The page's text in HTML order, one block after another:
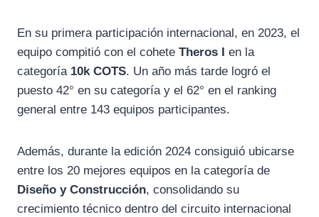
En su primera participación internacional, en 2023, el
equipo compitió con el cohete Theros I en la
categoría 10k COTS. Un año más tarde logró el
puesto 42° en su categoría y el 62° en el ranking
general entre 143 equipos participantes.
Además, durante la edición 2024 consiguió ubicarse
entre los 20 mejores equipos en la categoría de
Diseño y Construcción, consolidando su
crecimiento técnico dentro del circuito internacional